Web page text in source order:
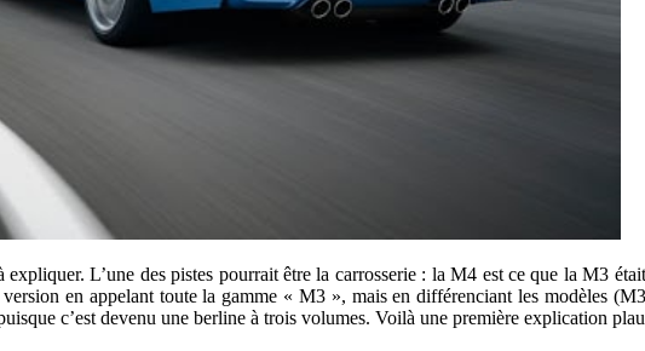
L’une des pistes pourrait être la carrosserie : la M4 est ce que la M3
en appelant toute la gamme « M3 », mais en différenciant les modèles
c’est devenu une berline à trois volumes. Voilà une première explication